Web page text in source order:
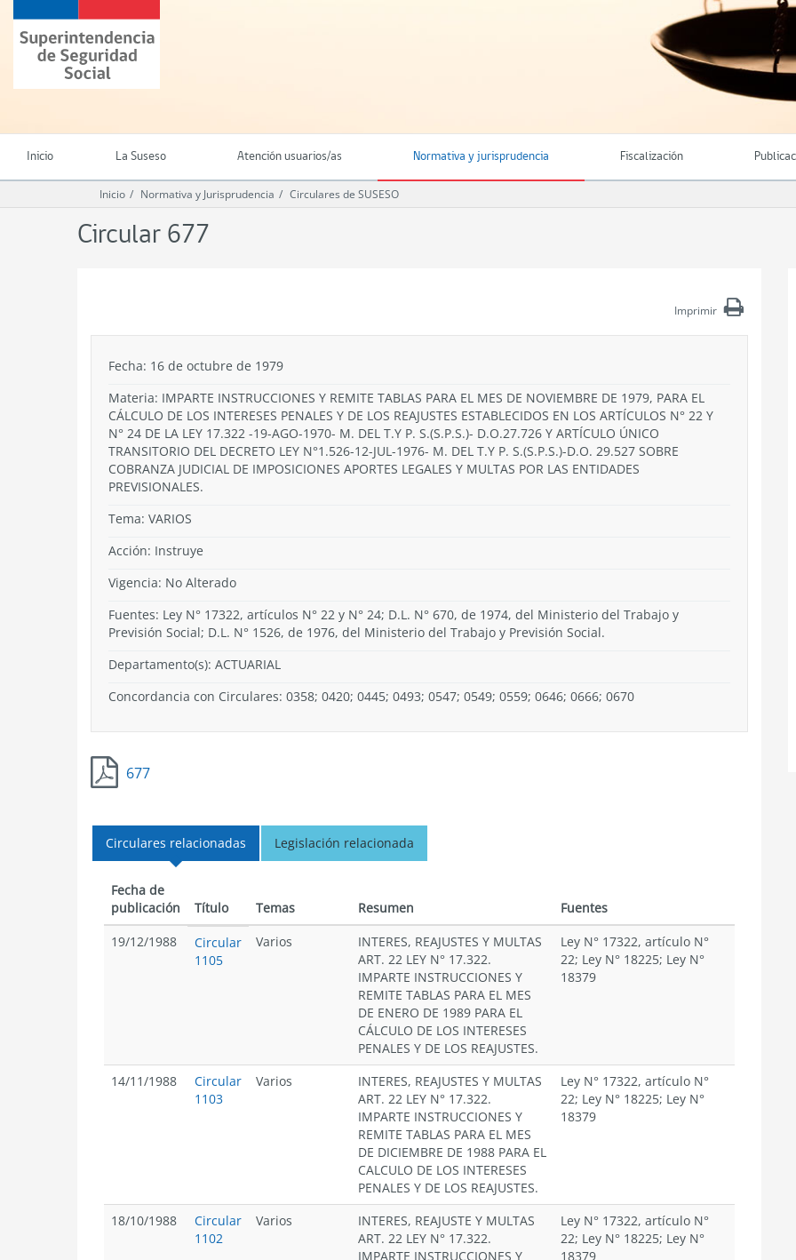
contenido
principal
Superintendencia
de
Seguridad
(SUSESO)
Chile
Inicio La Suseso Atención usuarios/as Normativa y jurisprudencia Fiscalización
Inicio Normativa y Jurisprudencia Circulares de SUSESO
Circular 677
Imprimir
Fecha: 16 de octubre de 1979
Materia: IMPARTE INSTRUCCIONES Y REMITE TABLAS PARA EL MES DE NOVIEMBRE DE 1979, PARA EL
CÁLCULO DE LOS INTERESES PENALES Y DE LOS REAJUSTES ESTABLECIDOS EN LOS ARTÍCULOS N° 22 Y
N° 24 DE LA LEY 17.322 -19-AGO-1970- M. DEL T.Y P. S.(S.P.S.)- D.O.27.726 Y ARTÍCULO ÚNICO
TRANSITORIO DEL DECRETO LEY N°1.526-12-JUL-1976- M. DEL T.Y P. S.(S.P.S.)-D.O. 29.527 SOBRE
COBRANZA JUDICIAL DE IMPOSICIONES APORTES LEGALES Y MULTAS POR LAS ENTIDADES
PREVISIONALES.
Tema: VARIOS
Acción: Instruye
Vigencia: No Alterado
Fuentes: Ley N° 17322, artículos N° 22 y N° 24; D.L. N° 670, de 1974, del Ministerio del Trabajo y
Previsión Social; D.L. N° 1526, de 1976, del Ministerio del Trabajo y Previsión Social.
Departamento(s): ACTUARIAL
Concordancia con Circulares: 0358; 0420; 0445; 0493; 0547; 0549; 0559; 0646; 0666; 0670
677
Circulares relacionadas Legislación relacionada
Fecha de
publicación
Título Temas Resumen
Fuentes
19/12/1988
Circular
1105
Varios
INTERES, REAJUSTES Y MULTAS
ART. 22 LEY N° 17.322.
IMPARTE INSTRUCCIONES Y
REMITE TABLAS PARA EL MES
DE ENERO DE 1989 PARA EL
CÁLCULO DE LOS INTERESES
PENALES Y DE LOS REAJUSTES.
Ley N° 17322, artículo N°
22; Ley N° 18225; Ley N°
18379
14/11/1988
Circular
1103
Varios
INTERES, REAJUSTES Y MULTAS
ART. 22 LEY N° 17.322.
IMPARTE INSTRUCCIONES Y
REMITE TABLAS PARA EL MES
DE DICIEMBRE DE 1988 PARA EL
CALCULO DE LOS INTERESES
PENALES Y DE LOS REAJUSTES.
Ley N° 17322, artículo N°
22; Ley N° 18225; Ley N°
18379
18/10/1988
Circular
1102
Varios
INTERES, REAJUSTE Y MULTAS
ART. 22 LEY N° 17.322.
IMPARTE INSTRUCCIONES Y
Ley N° 17322, artículo N°
22; Ley N° 18225; Ley N°
18379